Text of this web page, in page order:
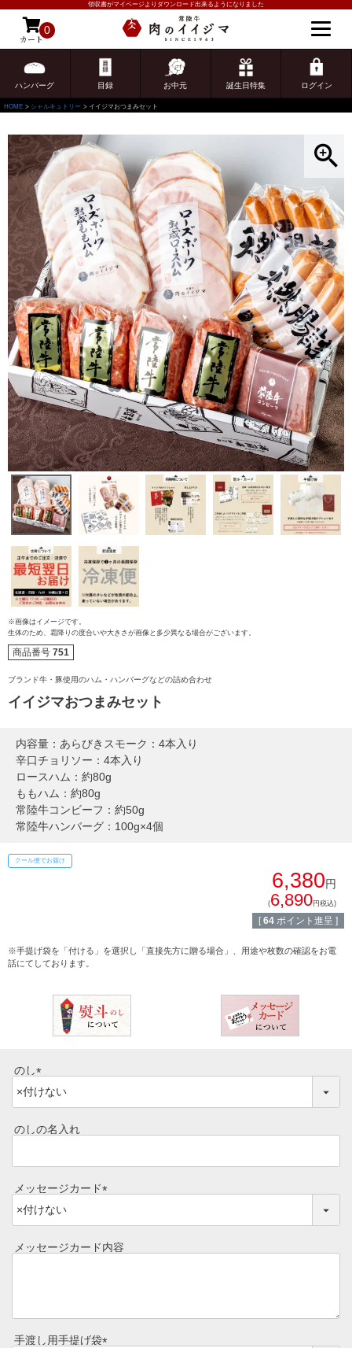
領収書がマイページよりダウンロード出来るようになりました
カート
0
ハンバーグ 目録 お中元 誕生日特集 ログイン
ゲスト 様こんにちは
ログイン
配送・送料
イイジマとは
常陸牛とは？
ショップ一覧
法人の方へ
よくある質問
焼き方レシピ
牛肉部位一覧
食べ方からから探す
しゃぶしゃぶ
BBQ
シャルキュトリー
プレミアムギフト
ギフトカテゴリー一覧
HOME シャルキュトリー イイジマおつまみセット
※画像はイメージです。
生体のため、霜降りの度合いや大きさが画像と多少異なる場合がございます。
商品番号 751
ブランド牛・豚使用のハム・ハンバーグなどの詰め合わせ
イイジマおつまみセット
内容量：あらびきスモーク：4本入り
辛口チョリソー：4本入り
ロースハム：約80g
ももハム：約80g
常陸牛コンビーフ：約50g
常陸牛ハンバーグ：100g×4個
クール便でお届け
6,380円
(6,890円税込)
[ 64 ポイント進呈 ]
※手提げ袋を「付ける」を選択し「直接先方に贈る場合」、用途や枚数の確認をお電
話にてしております。
のし
(
必
須
のしの名入れ
メッセージカード
必
須
メッセージカード内容
手渡し用手提げ袋